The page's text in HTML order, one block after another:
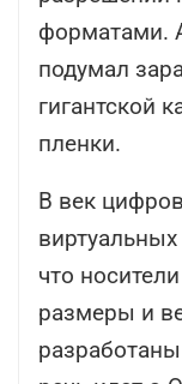
форматами.
подумал
гигантской
пленки.
В век
что
размеры и